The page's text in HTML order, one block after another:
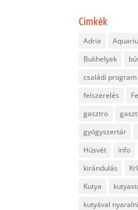
Címkék
Adria
Bulihelyek
családi program
felszerelés
gasztro
gyógyszertár
Húsvét
info
kirándulás
Kutya
kutyával nyaralni